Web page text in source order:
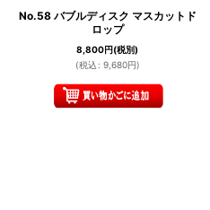
No.58 バブルディスク マスカットド
ロップ
8,800円(税別)
(税込 : 9,680円)